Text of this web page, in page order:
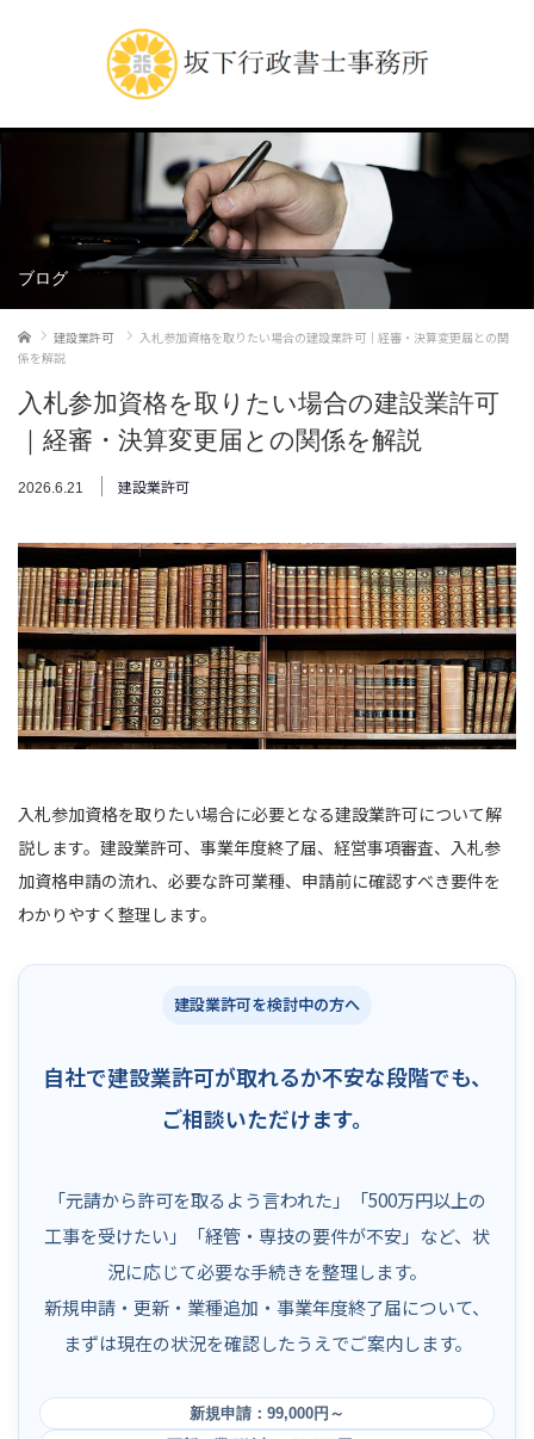
ブログ
ホーム 建設業許可
入札参加資格を取りたい場合の建設業許可｜経審・決算変更届との関
係を解説
入札参加資格を取りたい場合の建設業許可
｜経審・決算変更届との関係を解説
2026.6.21 建設業許可
入札参加資格を取りたい場合に必要となる建設業許可について解
説します。建設業許可、事業年度終了届、経営事項審査、入札参
加資格申請の流れ、必要な許可業種、申請前に確認すべき要件を
わかりやすく整理します。
建設業許可を検討中の方へ
自社で建設業許可が取れるか不安な段階でも、
ご相談いただけます。
「元請から許可を取るよう言われた」「500万円以上の
工事を受けたい」「経管・専技の要件が不安」など、状
況に応じて必要な手続きを整理します。
新規申請・更新・業種追加・事業年度終了届について、
まずは現在の状況を確認したうえでご案内します。
新規申請：99,000円～